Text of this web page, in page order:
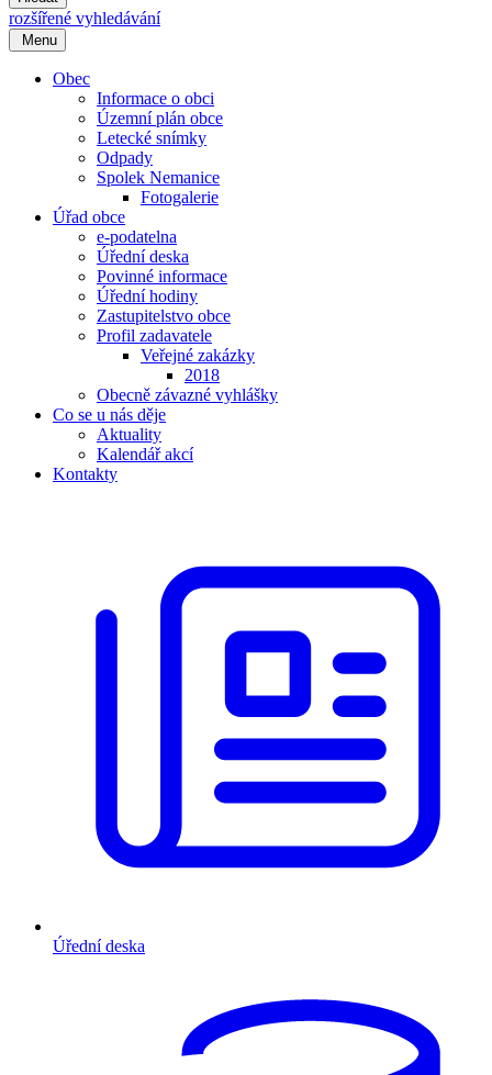
rozšířené vyhledávání
Menu
Obec
Informace o obci
Územní plán obce
Letecké snímky
Odpady
Spolek Nemanice
Fotogalerie
Úřad obce
e-podatelna
Úřední deska
Povinné informace
Úřední hodiny
Zastupitelstvo obce
Profil zadavatele
Veřejné zakázky
2018
Obecně závazné vyhlášky
Co se u nás děje
Aktuality
Kalendář akcí
Kontakty
Úřední deska